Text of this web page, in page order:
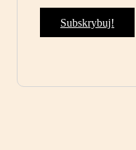
Subskrybuj!